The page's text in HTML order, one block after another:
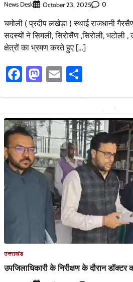
News Desk October 23, 2025 0
चमोली ( प्रदीप लखेड़ा ) स्थाई राजधानी
सदस्यों ने सिमली, सिरोसैंण ,सिरोली, भटोली
क्षेत्रों का भ्रमण करते हुए […]
Facebook
Mastodon
Email
उत्तराखंड
उपजिलाधिकारी के निरीक्षण के दौरान डॉक्टर